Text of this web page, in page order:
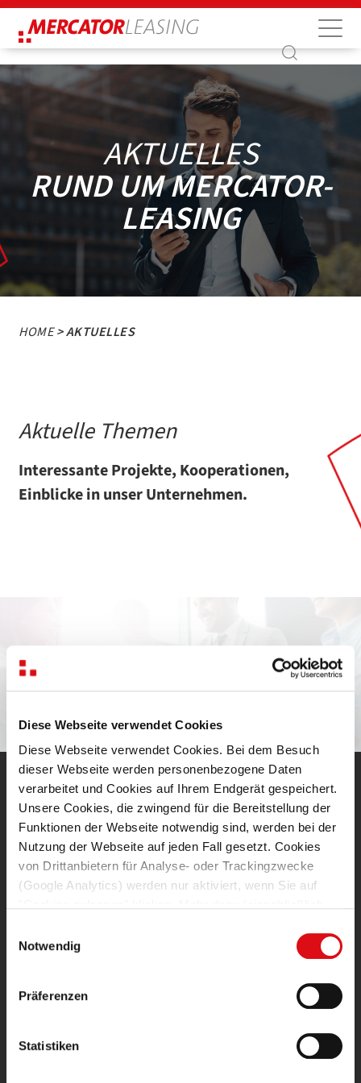
Diese Webseite verwendet Cookies
Diese Webseite verwendet Cookies. Bei dem Besuch
dieser Webseite werden personenbezogene Daten
verarbeitet und Cookies auf Ihrem Endgerät gespeichert.
Unsere Cookies, die zwingend für die Bereitstellung der
Funktionen der Webseite notwendig sind, werden bei der
Nutzung der Webseite auf jeden Fall gesetzt. Cookies
von Drittanbietern für Analyse- oder Trackingzwecke
(Google Analytics) werden nur aktiviert, wenn Sie auf
erfahren Sie in unserer
—
Notwendig
Präferenzen
Statistiken
AKTUELLES
RUND UM MERCATOR-
LEASING
HOME> AKTUELLES
Aktuelle Themen
Interessante Projekte, Kooperationen,
Einblicke in unser Unternehmen.
Die 1991 gegründete MLF Mercator-Leasing GmbH &
Finanzunternehmen mit dem Tätigkeitsschwerpunkt
Mobilien-Leasing. Seit über 30 Jahren steht
Mercator-Leasing für innovative und zukunftsfähige
Finanzkonzepte mit persönlichen Ansprechpartnern.
MLF MERCATOR-LEASING GMBH & CO. FINANZ-KG